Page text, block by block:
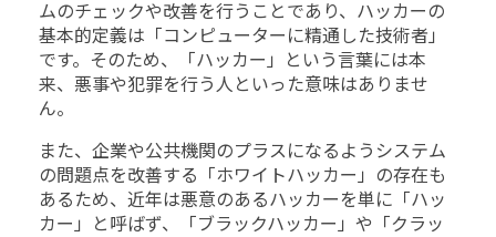
ムのチェックや改善を行うことであり、ハッカーの
基本的定義は「コンピューターに精通した技術者」
です。そのため、「ハッカー」という言葉には本
来、悪事や犯罪を行う人といった意味はありませ
ん。
また、企業や公共機関のプラスになるようシステム
の問題点を改善する「ホワイトハッカー」の存在も
あるため、近年は悪意のあるハッカーを単に「ハッ
カー」と呼ばず、「ブラックハッカー」や「クラッ